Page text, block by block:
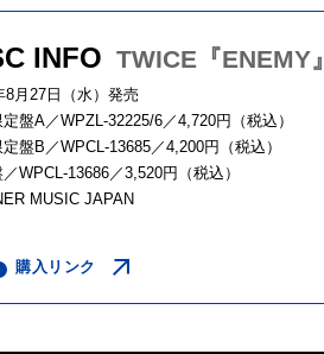
INFO TWICE『ENEMY』
8月27日（水）発売
盤A／WPZL-32225/6／4,720円（税込）
盤B／WPCL-13685／4,200円（税込）
WPCL-13686／3,520円（税込）
MUSIC JAPAN
購入リンク